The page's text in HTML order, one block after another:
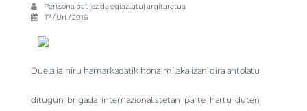
Pertsona bat (ez da egiaztatu) argitaratua
17 / Urt / 2016
Duela ia hiru hamarkadatik hona milaka izan dira antolatu
ditugun brigada internazionalistetan parte hartu duten